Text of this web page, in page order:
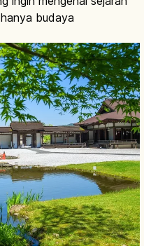
budaya